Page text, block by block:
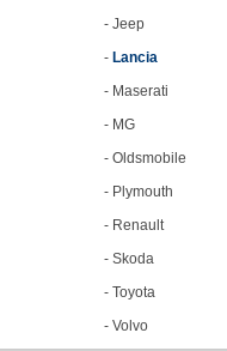
- Jeep
- Lancia
- Maserati
- MG
- Oldsmobile
- Plymouth
- Renault
- Skoda
- Toyota
- Volvo